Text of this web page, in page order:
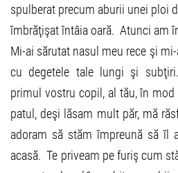
spulberat precum aburii unei ploi
îmbrăţişat întâia oară. Atunci am
Mi-ai sărutat nasul meu rece şi
cu degetele tale lungi şi
primul vostru copil, al tău, în
patul, deşi lăsam mult păr, mă
adoram să stăm împreună să îl
acasă. Te priveam pe furiş cum